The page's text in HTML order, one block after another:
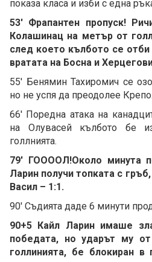
показа класа и изби с една
53' Фрапантен пропуск!
Колашинац на метър от
след което кълбото се отби
вратата на Босна и
55' Бенямин Тахиромич се
но не успя да преодолее Крепо.
66' Поредна атака на
на Олувасей кълбото бе
голлнията.
79' ГООООЛ!Около минута
Ларин получи топката с
Васил – 1:1.
90' Съдията даде 6 минути
90+5 Кайл Ларин имаше
победата, но ударът му
голлинията, бе блокиран